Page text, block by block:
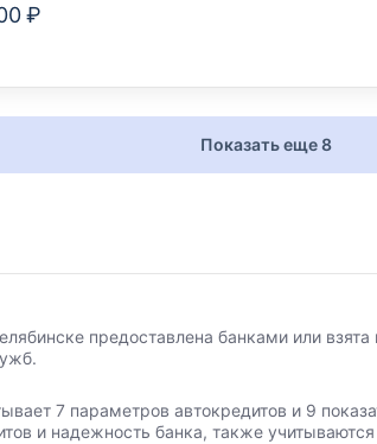
₽
Показать еще 8
предоставлена банками или
7 параметров автокредитов и 9
и надежность банка, также